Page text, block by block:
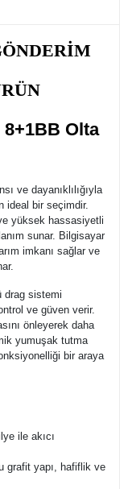
8+1BB Olta
ve dayanıklılığıyla
ideal bir seçimdir.
yüksek hassasiyetli
sunar. Bilgisayar
imkanı sağlar ve
drag sistemi
ve güven verir.
önleyerek daha
yumuşak tutma
bir araya
ile akıcı
grafit yapı, hafiflik ve